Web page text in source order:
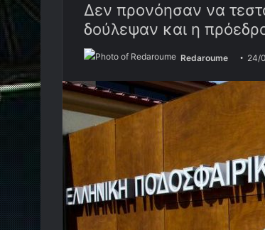
Δεν προνόησαν να
δούλεψαν και η
Redaroume 24/